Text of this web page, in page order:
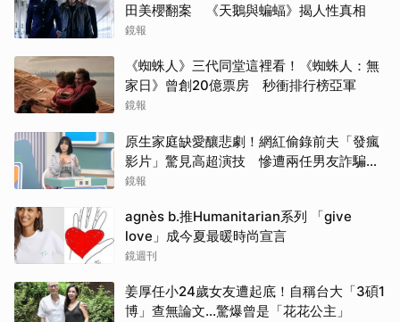
田美櫻翻案 《天鵝與蝙蝠》揭人性真相
鏡報
《蜘蛛人》三代同堂這裡看！《蜘蛛人：無
家日》曾創20億票房 秒衝排行榜亞軍
鏡報
原生家庭缺愛釀悲劇！網紅偷錄前夫「發瘋
影片」驚見高超演技 慘遭兩任男友詐騙
2000多萬
鏡報
agnès b.推Humanitarian系列 「give
love」成今夏最暖時尚宣言
鏡週刊
姜厚任小24歲女友遭起底！自稱台大「3碩1
博」查無論文…驚爆曾是「花花公主」